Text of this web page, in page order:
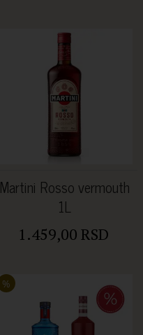
Martini Rosso vermouth
1L
1.459,00 RSD
%